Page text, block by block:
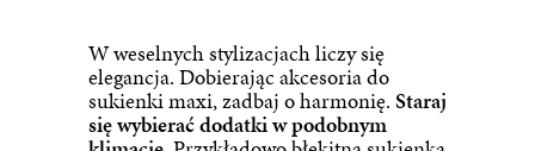
W weselnych stylizacjach liczy się
elegancja. Dobierając akcesoria do
sukienki maxi, zadbaj o harmonię. Staraj
się wybierać dodatki w podobnym